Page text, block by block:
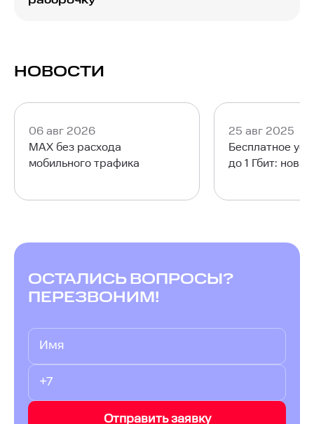
устройстве.
маршрутизаторы и ТВ-приставки. Для
потребуется роутер МТС или совместимое
устройств осуществляется при оформлении
заявки.
НОВОСТИ
06 авг 2026
MAX без расхода
мобильного трафика
25 авг 2025
Бесплатное
до 1 Гбит:
ОСТАЛИСЬ ВОПРОСЫ?
ПЕРЕЗВОНИМ!
Отправить заявку